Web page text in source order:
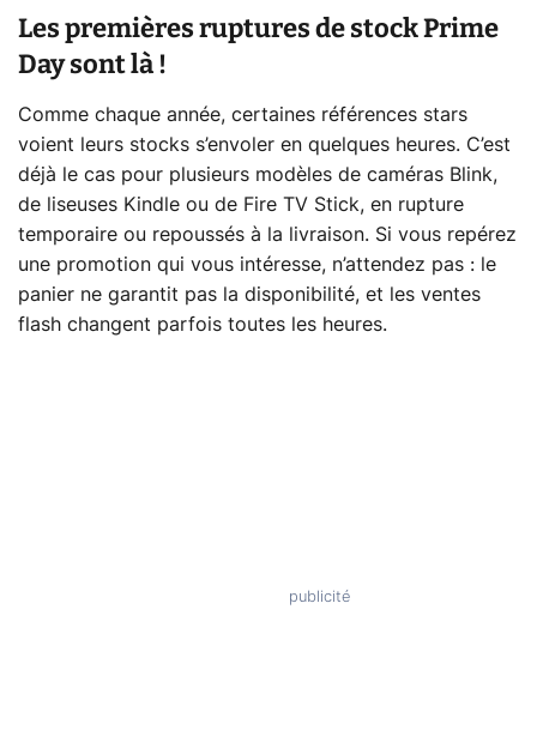
Les premières ruptures de stock Prime
Day sont là !
Comme chaque année, certaines références stars
voient leurs stocks s’envoler en quelques heures. C’est
déjà le cas pour plusieurs modèles de caméras Blink,
de liseuses Kindle ou de Fire TV Stick, en rupture
temporaire ou repoussés à la livraison. Si vous repérez
une promotion qui vous intéresse, n’attendez pas : le
panier ne garantit pas la disponibilité, et les ventes
flash changent parfois toutes les heures.